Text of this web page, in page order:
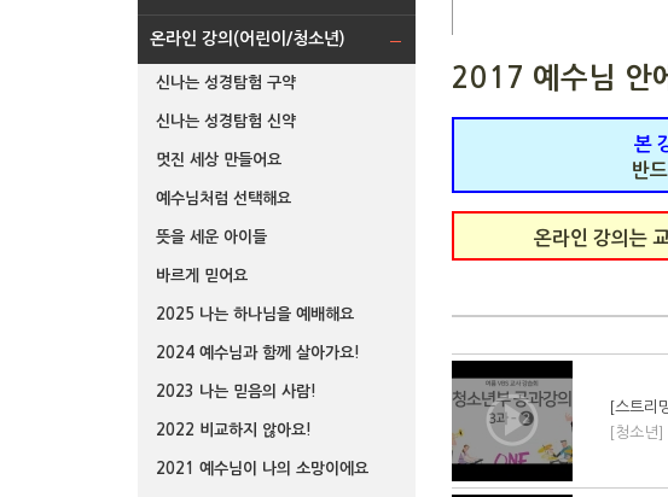
온라인 강의(어린이/청소년)
신나는 성경탐험 구약
신나는 성경탐험 신약
멋진 세상 만들어요
예수님처럼 선택해요
뜻을 세운 아이들
바르게 믿어요
2025 나는 하나님을 예배해요
2024 예수님과 함께 살아가요!
2023 나는 믿음의 사람!
2022 비교하지 않아요!
2021 예수님이 나의 소망이에요
2017 예수님 안
본
반
온라인 강의는
[스트리
[청소년]